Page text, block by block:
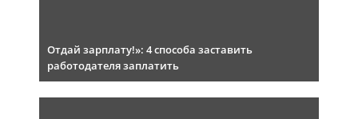
Отдай зарплату!»: 4 способа заставить
работодателя заплатить